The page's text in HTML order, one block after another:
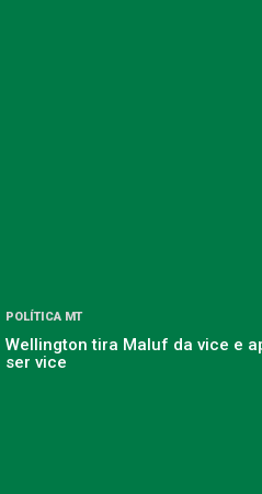
POLÍTICA MT
Wellington tira Maluf da vice e
ser vice